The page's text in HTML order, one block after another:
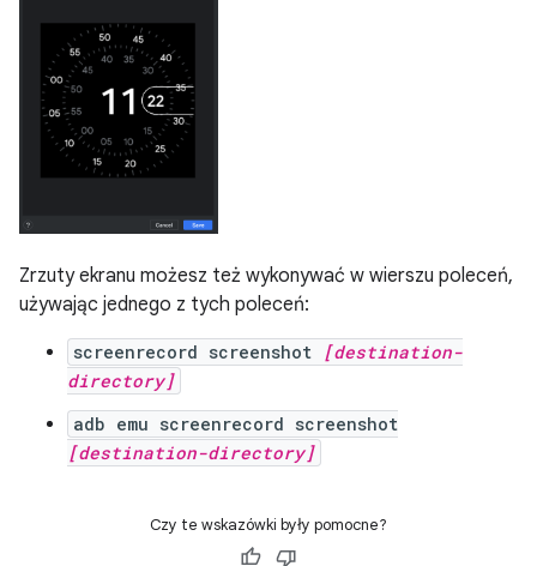
Zrzuty ekranu możesz też wykonywać w wierszu poleceń,
używając jednego z tych poleceń:
screenrecord screenshot
[destination-
directory]
adb emu screenrecord screenshot
[destination-directory]
Czy te wskazówki były pomocne?